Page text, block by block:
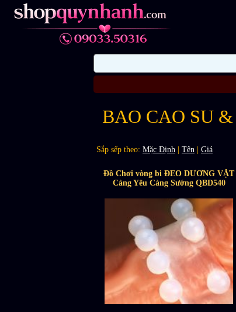
BAO CAO SU &
Sắp sếp theo: Mặc Định Tên Giá
Đồ Chơi vòng bi ĐEO DƯƠNG VẬT
Càng Yêu Càng Sướng QBD540